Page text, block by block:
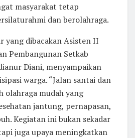
masyarakat tetap
dan berolahraga.
yang dibacakan Asisten II
Pembangunan Setkab
Diani, menyampaikan
warga. “Jalan santai dan
olahraga mudah yang
jantung, pernapasan,
Kegiatan ini bukan sekadar
juga upaya meningkatkan